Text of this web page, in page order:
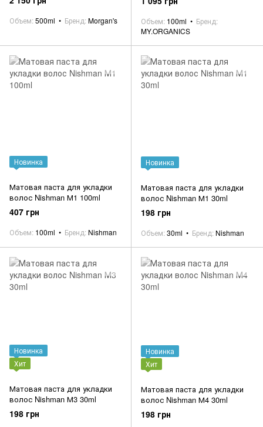
Объем 500ml Бренд Morgan's Объем 100ml
Бренд
MY.ORGANICS
Новинка
Матовая паста для укладки
волос Nishman М1 100ml
407 грн
Объем 100ml Бренд Nishman
Новинка
Матовая паста для укладки
волос Nishman М1 30ml
198 грн
Объем 30ml Бренд Nishman
Новинка
Хит
Матовая паста для укладки
волос Nishman М3 30ml
198 грн
Новинка
Хит
Матовая паста для укладки
волос Nishman М4 30ml
198 грн